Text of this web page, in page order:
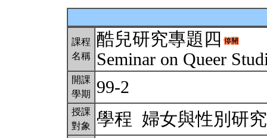
課程
名稱
酷兒研究專題四
Seminar on Queer
開課
學期
99-2
授課
對象
學程 婦女與性別研